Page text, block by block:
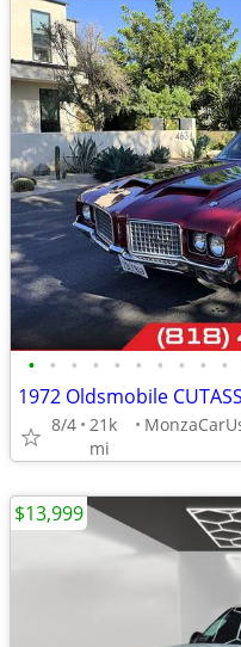
• • • • • • • • • •
8/4 21k
mi
$13,999